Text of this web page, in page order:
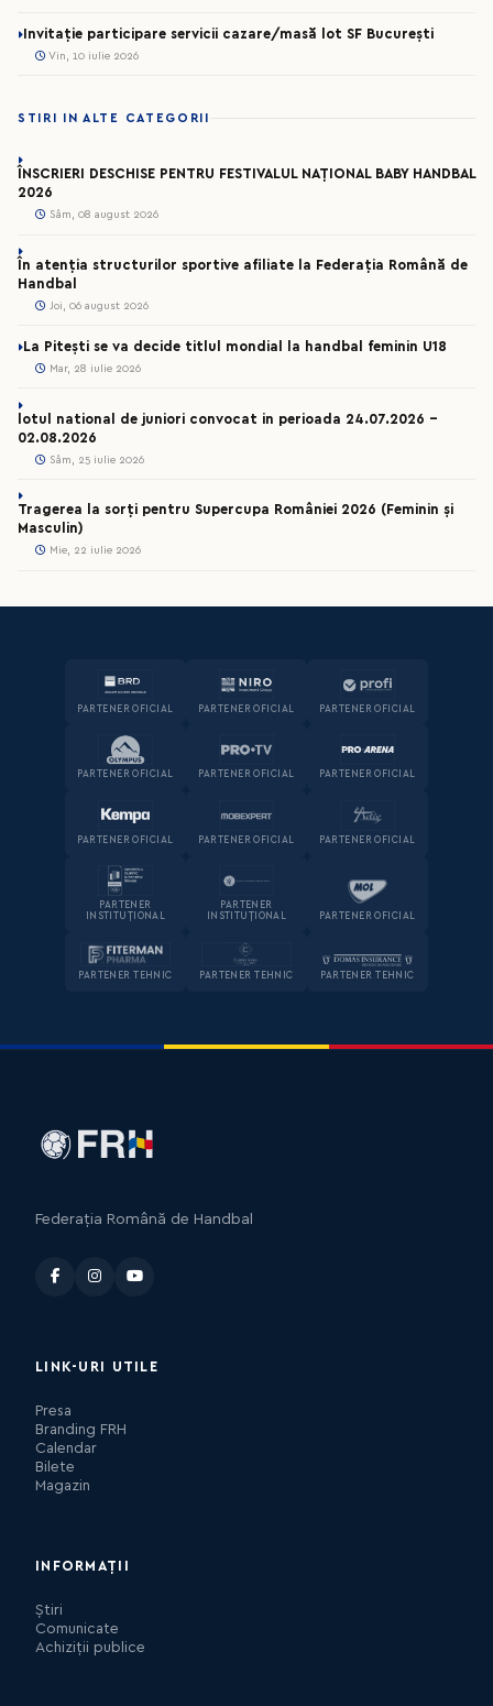
Invitație participare servicii cazare/masă lot SF București
Vin, 10 iulie 2026
STIRI IN ALTE CATEGORII
ÎNSCRIERI DESCHISE PENTRU FESTIVALUL NAȚIONAL BABY HANDBAL
2026
Sâm, 08 august 2026
În atenția structurilor sportive afiliate la Federația Română de
Handbal
Joi, 06 august 2026
La Pitești se va decide titlul mondial la handbal feminin U18
Mar, 28 iulie 2026
lotul national de juniori convocat in perioada 24.07.2026 –
02.08.2026
Sâm, 25 iulie 2026
Tragerea la sorți pentru Supercupa României 2026 (Feminin și
Masculin)
Mie, 22 iulie 2026
PARTENER OFICIAL PARTENER OFICIAL PARTENER OFICIAL
PARTENER OFICIAL PARTENER OFICIAL PARTENER OFICIAL
PARTENER OFICIAL PARTENER OFICIAL PARTENER OFICIAL
PARTENER
INSTITUȚIONAL
PARTENER
INSTITUȚIONAL
PARTENER OFICIAL
PARTENER TEHNIC PARTENER TEHNIC PARTENER TEHNIC
Federația Română de Handbal
LINK-URI UTILE
Presa
Branding FRH
Calendar
Bilete
Magazin
INFORMAȚII
Știri
Comunicate
Achiziții publice